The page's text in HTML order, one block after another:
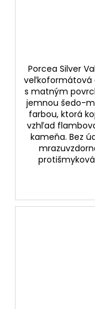
Porcea Silver
veľkoformátová
s matným
jemnou šedo-
farbou, ktorá
vzhľad
kameňa. Bez
protišmyková